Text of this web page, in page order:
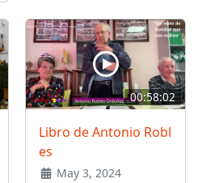
00:58:02
Libro de Antonio Robl
es
May 3, 2024